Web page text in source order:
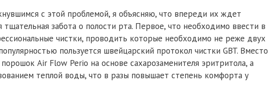
с этой проблемой, я объясняю, что впереди их ждет
тщательная забота о полости рта. Первое, что необходимо ввести в
чистки, проводить которые необходимо не реже двух
пользуется швейцарский протокол чистки GBT. Вместо
Air Flow Perio на основе сахарозаменителя эритритола, а
теплой воды, что в разы повышает степень комфорта у